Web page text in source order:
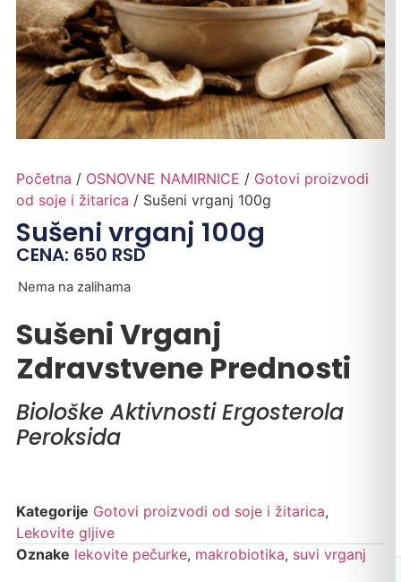
Početna / OSNOVNE NAMIRNICE / Gotovi proizvodi
od soje i žitarica / Sušeni vrganj 100g
Sušeni vrganj 100g
CENA: 650 RSD
Nema na zalihama
Sušeni Vrganj
Zdravstvene Prednosti
Biološke Aktivnosti Ergosterola
Peroksida
Kategorije Gotovi proizvodi od soje i žitarica,
Lekovite gljive
Oznake lekovite pečurke, makrobiotika, suvi vrganj